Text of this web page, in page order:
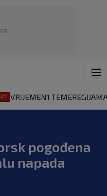
VRIJEMEN1 TEMEREGIJA
pogođena
napada